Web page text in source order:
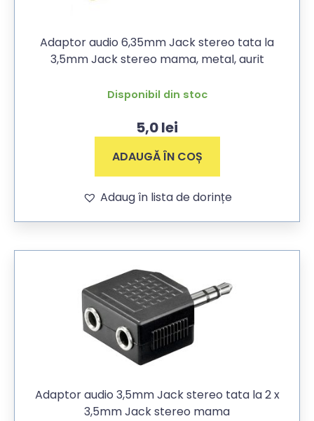
Adaptor audio 6,35mm Jack stereo tata la
3,5mm Jack stereo mama, metal, aurit
Disponibil din stoc
5,0lei
ADAUGĂ ÎN COȘ
Adaug în lista de dorințe
Adaptor audio 3,5mm Jack stereo tata la 2 x
3,5mm Jack stereo mama